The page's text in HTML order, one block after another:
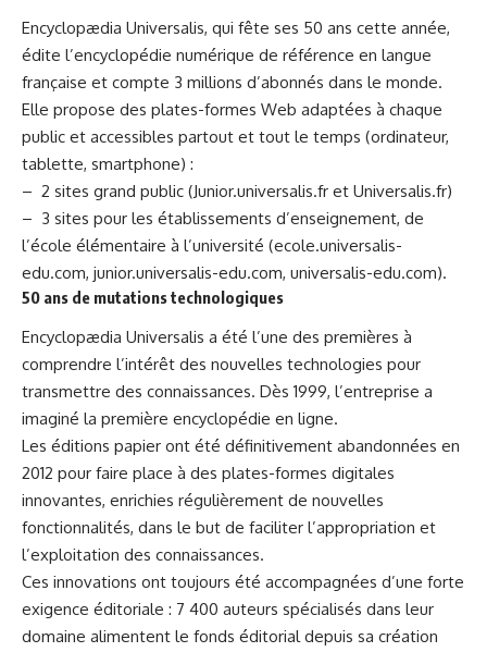
Encyclopædia Universalis, qui fête ses 50 ans cette année,
édite l’encyclopédie numérique de référence en langue
française et compte 3 millions d’abonnés dans le monde.
Elle propose des plates-formes Web adaptées à chaque
public et accessibles partout et tout le temps (ordinateur,
tablette, smartphone) :
– 2 sites grand public (Junior.universalis.fr et Universalis.fr)
– 3 sites pour les établissements d’enseignement, de
l’école élémentaire à l’université (ecole.universalis-
edu.com, junior.universalis-edu.com, universalis-edu.com).
50 ans de mutations technologiques
Encyclopædia Universalis a été l’une des premières à
comprendre l’intérêt des nouvelles technologies pour
transmettre des connaissances. Dès 1999, l’entreprise a
imaginé la première encyclopédie en ligne.
Les éditions papier ont été définitivement abandonnées en
2012 pour faire place à des plates-formes digitales
innovantes, enrichies régulièrement de nouvelles
fonctionnalités, dans le but de faciliter l’appropriation et
l’exploitation des connaissances.
Ces innovations ont toujours été accompagnées d’une forte
exigence éditoriale : 7 400 auteurs spécialisés dans leur
domaine alimentent le fonds éditorial depuis sa création